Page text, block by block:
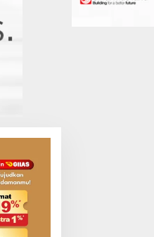
Atletico Madrid Incar
Cristian Romero